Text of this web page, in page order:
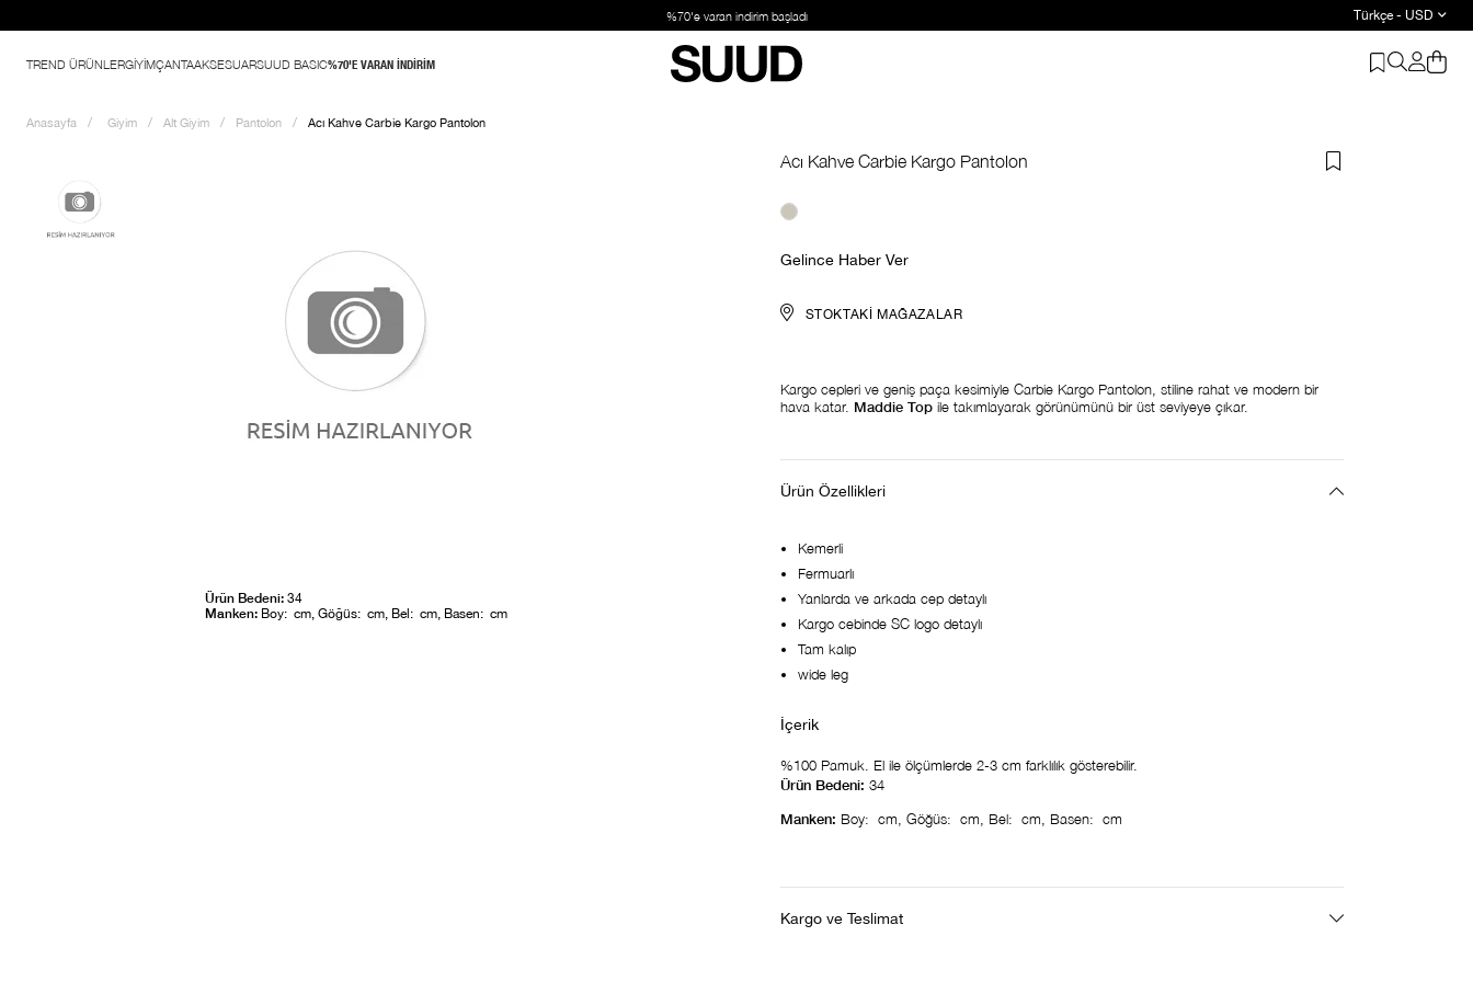
%70'e varan indirim başladı Türkçe - USD
TREND ÜRÜNLERGİYİMÇANTAAKSESUARSUUD BASIC%70'E VARAN İNDİRİM
Anasayfa Giyim Alt Giyim Pantolon Acı Kahve Carbie Kargo Pantolon
Ürün Bedeni: 34
Manken: Boy: cm, Göğüs: cm, Bel: cm, Basen: cm
Acı Kahve Carbie Kargo Pantolon
Gelince Haber Ver
STOKTAKI MAĞAZALAR
Kargo cepleri ve geniş paça kesimiyle Carbie Kargo Pantolon, stiline rahat ve modern bir
hava katar. Maddie Top ile takımlayarak görünümünü bir üst seviyeye çıkar.
Ürün Özellikleri
Kemerli
Fermuarlı
Yanlarda ve arkada cep detaylı
Kargo cebinde SC logo detaylı
Tam kalıp
wide leg
%100 Pamuk. El ile ölçümlerde 2-3 cm farklılık gösterebilir.
Ürün Bedeni: 34
Manken: Boy: cm, Göğüs: cm, Bel: cm, Basen: cm
Kargo ve Teslimat